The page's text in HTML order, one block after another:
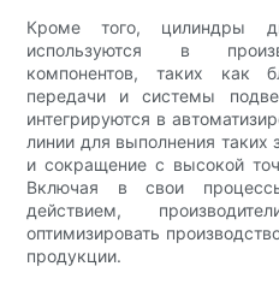
Кроме того, цилиндры
используются в
компонентов, таких как
передачи и системы
интегрируются в
линии для выполнения таких
и сокращение с высокой
Включая в свои
действием,
оптимизировать
продукции.